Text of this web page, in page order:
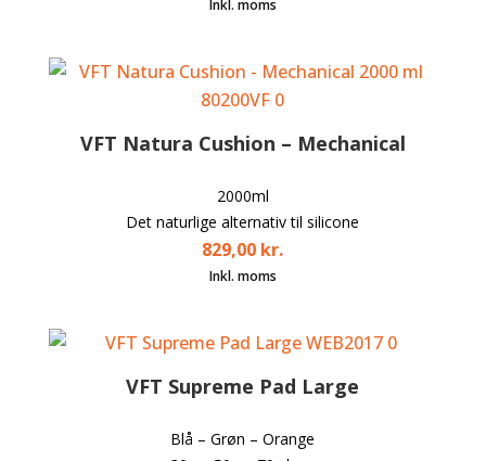
VFT Natura Cushion – Mechanical
2000ml
Det naturlige alternativ til silicone
829,00 kr.
VFT Supreme Pad Large
Blå – Grøn – Orange